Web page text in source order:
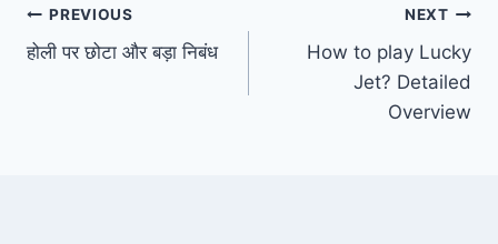
Post
navigation
PREVIOUS
होली पर छोटा और बड़ा निबंध
NEXT
How to play Lucky
Jet? Detailed
Overview